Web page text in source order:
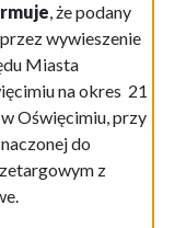
, że podany
wywieszenie
Miasta
na okres 21
Oświęcimiu, przy
do
z